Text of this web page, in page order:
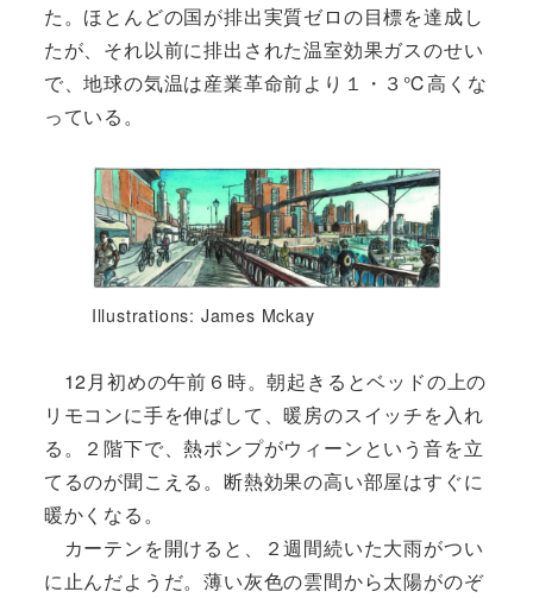
た。ほとんどの国が排出実質ゼロの目標を達成し
たが、それ以前に排出された温室効果ガスのせい
で、地球の気温は産業革命前より１・３℃高くな
っている。
Illustrations: James Mckay
12月初めの午前６時。朝起きるとベッドの上の
リモコンに手を伸ばして、暖房のスイッチを入れ
る。２階下で、熱ポンプがウィーンという音を立
てるのが聞こえる。断熱効果の高い部屋はすぐに
暖かくなる。
カーテンを開けると、２週間続いた大雨がつい
に止んだようだ。薄い灰色の雲間から太陽がのぞ